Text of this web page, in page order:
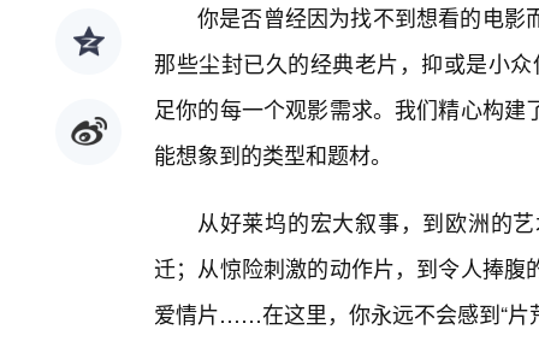
你是否曾经因为找不到想看的电影
那些尘封已久的经典老片，抑或是小
足你的每一个观影需求。我们精心构
能想象到的类型和题材。
从好莱坞的宏大叙事，到欧洲的
迁；从惊险刺激的动作片，到令人捧
爱情片……在这里，你永远不会感到“片